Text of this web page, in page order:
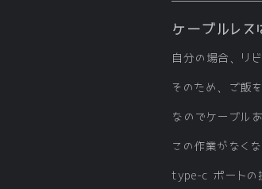
ケーブルレス
自分の場合、リ
そのため、ご飯
なのでケーブル
この作業がなく
type-c ポートの